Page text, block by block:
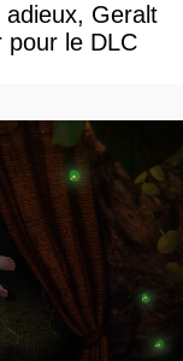
Geralt
pour le DLC